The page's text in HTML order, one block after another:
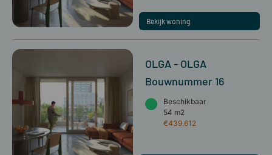
Bekijk woning
OLGA - OLGA
Bouwnummer 16
Beschikbaar
54 m2
€439.612